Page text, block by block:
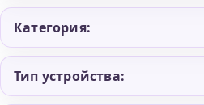
Категория:
Тип устройства: